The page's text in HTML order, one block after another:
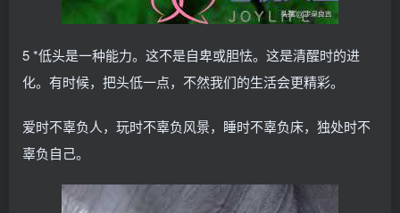
5 *低头是一种能力。这不是自卑或胆怯。这是清醒时的进
化。有时候，把头低一点，不然我们的生活会更精彩。
爱时不辜负人，玩时不辜负风景，睡时不辜负床，独处时不
辜负自己。